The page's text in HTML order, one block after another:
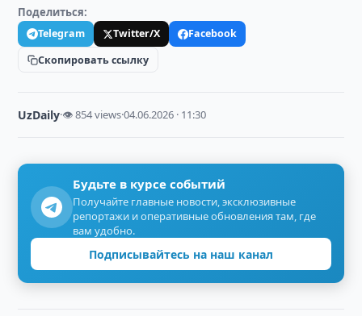
Поделиться:
Telegram Twitter/X
Facebook
Скопировать ссылку
UzDaily·👁 854 views·04.06.2026 · 11:30
Будьте в курсе событий
Получайте главные новости, эксклюзивные
репортажи и оперативные обновления там, где
вам удобно.
Подписывайтесь на наш канал